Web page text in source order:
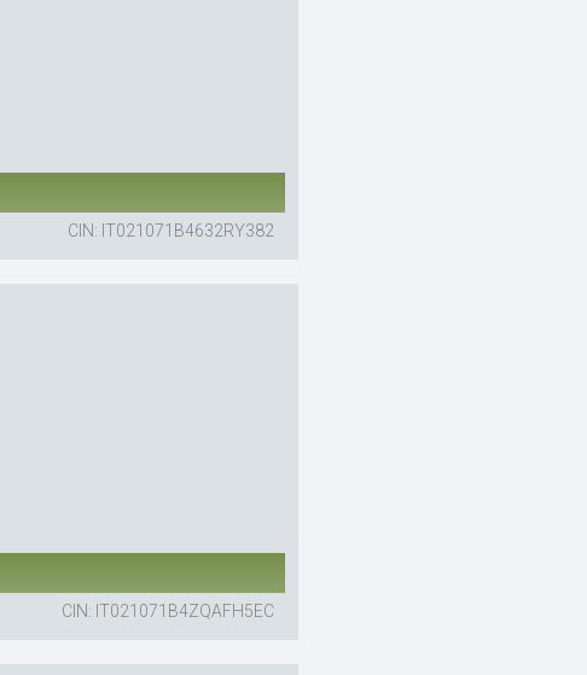
CIN: IT021071B4632RY382
CIN: IT021071B4ZQAFH5EC